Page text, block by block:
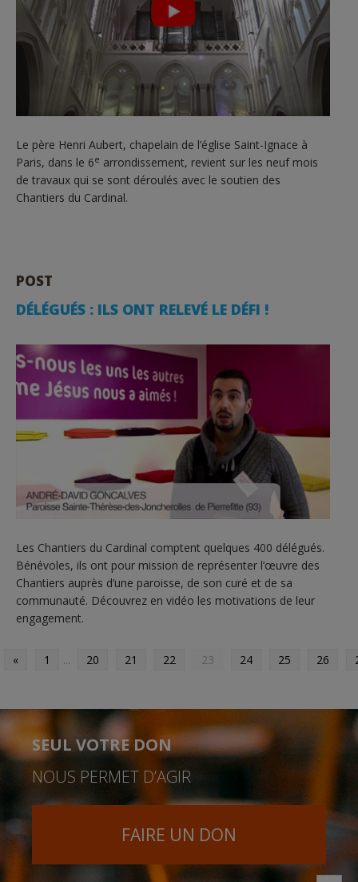
Le père Henri Aubert, chapelain de l’église Saint-Ignace à
Paris, dans le 6e arrondissement, revient sur les neuf mois
de travaux qui se sont déroulés avec le soutien des
Chantiers du Cardinal.
POST
DÉLÉGUÉS : ILS ONT RELEVÉ LE DÉFI !
Les Chantiers du Cardinal comptent quelques 400 délégués.
Bénévoles, ils ont pour mission de représenter l’œuvre des
Chantiers auprès d’une paroisse, de son curé et de sa
communauté. Découvrez en vidéo les motivations de leur
engagement.
« 1 ... 20 21 22 23 24 25 26
SEUL VOTRE DON
NOUS PERMET D’AGIR
FAIRE UN DON